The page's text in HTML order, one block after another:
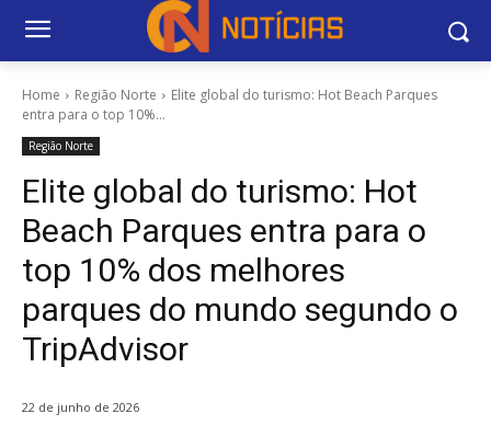
Home Região Norte
Elite global do turismo: Hot Beach Parques
entra para o top 10%...
Região Norte
Elite global do turismo: Hot
Beach Parques entra para o
top 10% dos melhores
parques do mundo segundo o
TripAdvisor
22 de junho de 2026